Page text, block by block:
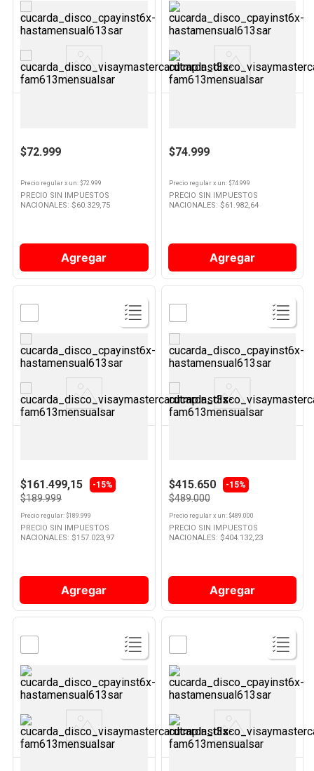
Producto
$72.999
Precio regular x un: $72.999
PRECIO SIN IMPUESTOS
NACIONALES: $60.329,75
Agregar
Producto
$74.999
Precio regularx un: $74.999
PRECIO SIN IMPUESTOS
NACIONALES: $61.982,64
Agregar
Ver
Producto
$161.499,15 -15%
$189.999
Precio regular: $189.999
PRECIO SIN IMPUESTOS
NACIONALES: $157.023,97
Agregar
Ver
Producto
$415.650 -15%
$489.000
Precio regularx un: $489.000
PRECIO SIN IMPUESTOS
NACIONALES: $404.132,23
Agregar
Producto
Producto